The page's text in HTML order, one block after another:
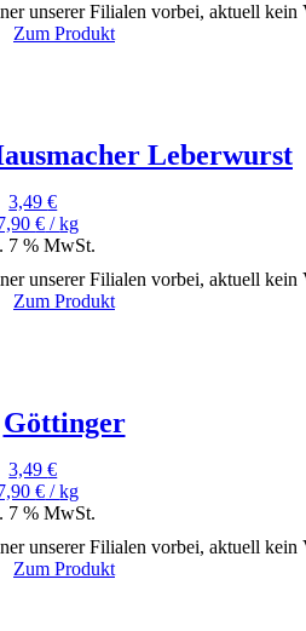
unserer Filialen vorbei, aktuell kein
Zum Produkt
Leberwurst
3,49€
€ /kg
7 % MwSt.
unserer Filialen vorbei, aktuell kein
Zum Produkt
Göttinger
3,49€
€ /kg
7 % MwSt.
unserer Filialen vorbei, aktuell kein
Zum Produkt